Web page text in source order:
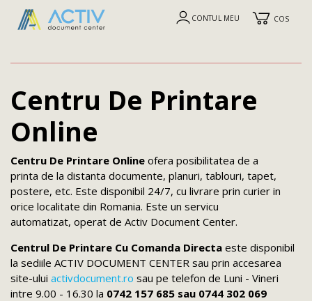
CONTUL MEU COS
Centru De Printare
Online
Centru De Printare Online ofera posibilitatea de a
printa de la distanta documente, planuri, tablouri, tapet,
postere, etc. Este disponibil 24/7, cu livrare prin curier in
orice localitate din Romania. Este un servicu
automatizat, operat de Activ Document Center.
Centrul De Printare Cu Comanda Directa este disponibil
la sediile ACTIV DOCUMENT CENTER sau prin accesarea
site-ului activdocument.ro sau pe telefon de Luni - Vineri
intre 9.00 - 16.30 la 0742 157 685 sau 0744 302 069